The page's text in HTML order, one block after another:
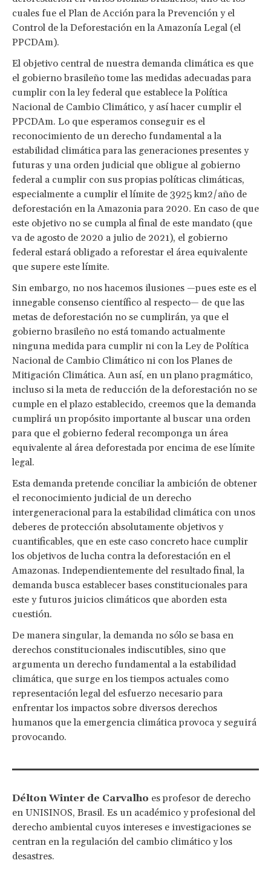
cuales fue el Plan de Acción para la Prevención y el
Control de la Deforestación en la Amazonía Legal (el
PPCDAm).
El objetivo central de nuestra demanda climática es que
el gobierno brasileño tome las medidas adecuadas para
cumplir con la ley federal que establece la Política
Nacional de Cambio Climático, y así hacer cumplir el
PPCDAm. Lo que esperamos conseguir es el
reconocimiento de un derecho fundamental a la
estabilidad climática para las generaciones presentes y
futuras y una orden judicial que obligue al gobierno
federal a cumplir con sus propias políticas climáticas,
especialmente a cumplir el límite de 3925 km2/año de
deforestación en la Amazonia para 2020. En caso de que
este objetivo no se cumpla al final de este mandato (que
va de agosto de 2020 a julio de 2021), el gobierno
federal estará obligado a reforestar el área equivalente
que supere este límite.
Sin embargo, no nos hacemos ilusiones —pues este es el
innegable consenso científico al respecto— de que las
metas de deforestación no se cumplirán, ya que el
gobierno brasileño no está tomando actualmente
ninguna medida para cumplir ni con la Ley de Política
Nacional de Cambio Climático ni con los Planes de
Mitigación Climática. Aun así, en un plano pragmático,
incluso si la meta de reducción de la deforestación no se
cumple en el plazo establecido, creemos que la demanda
cumplirá un propósito importante al buscar una orden
para que el gobierno federal recomponga un área
equivalente al área deforestada por encima de ese límite
legal.
Esta demanda pretende conciliar la ambición de obtener
el reconocimiento judicial de un derecho
intergeneracional para la estabilidad climática con unos
deberes de protección absolutamente objetivos y
cuantificables, que en este caso concreto hace cumplir
los objetivos de lucha contra la deforestación en el
Amazonas. Independientemente del resultado final, la
demanda busca establecer bases constitucionales para
este y futuros juicios climáticos que aborden esta
cuestión.
De manera singular, la demanda no sólo se basa en
derechos constitucionales indiscutibles, sino que
argumenta un derecho fundamental a la estabilidad
climática, que surge en los tiempos actuales como
representación legal del esfuerzo necesario para
enfrentar los impactos sobre diversos derechos
humanos que la emergencia climática provoca y seguirá
provocando.
Délton Winter de Carvalho es profesor de derecho
en UNISINOS, Brasil. Es un académico y profesional del
derecho ambiental cuyos intereses e investigaciones se
centran en la regulación del cambio climático y los
desastres.